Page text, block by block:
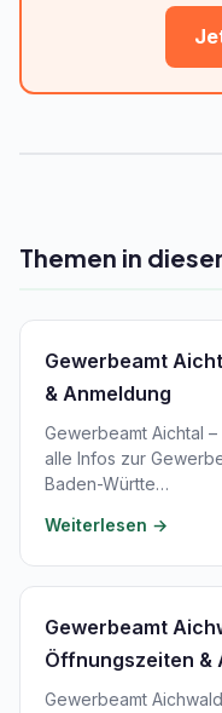
Themen in
Gewerbeamt
& Anmeldung
Gewerbeamt Aichtal
alle Infos zur
Baden-Württe…
Weiterlesen →
Gewerbeamt
Öffnungszeiten &
Gewerbeamt